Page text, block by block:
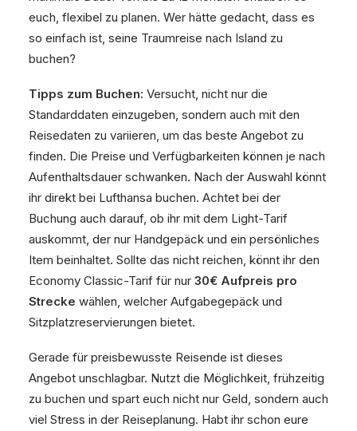
euch, flexibel zu planen. Wer hätte gedacht, dass es
so einfach ist, seine Traumreise nach Island zu
buchen?
Tipps zum Buchen: Versucht, nicht nur die
Standarddaten einzugeben, sondern auch mit den
Reisedaten zu variieren, um das beste Angebot zu
finden. Die Preise und Verfügbarkeiten können je nach
Aufenthaltsdauer schwanken. Nach der Auswahl könnt
ihr direkt bei Lufthansa buchen. Achtet bei der
Buchung auch darauf, ob ihr mit dem Light-Tarif
auskommt, der nur Handgepäck und ein persönliches
Item beinhaltet. Sollte das nicht reichen, könnt ihr den
Economy Classic-Tarif für nur 30€ Aufpreis pro
Strecke wählen, welcher Aufgabegepäck und
Sitzplatzreservierungen bietet.
Gerade für preisbewusste Reisende ist dieses
Angebot unschlagbar. Nutzt die Möglichkeit, frühzeitig
zu buchen und spart euch nicht nur Geld, sondern auch
viel Stress in der Reiseplanung. Habt ihr schon eure